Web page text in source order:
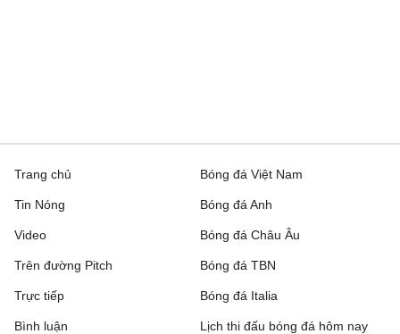
Trang chủ
Tin Nóng
Video
Trên đường Pitch
Trực tiếp
Bóng đá Việt Nam
Bóng đá Anh
Bóng đá Châu Âu
Bóng đá TBN
Bóng đá Italia
Bình luận Lịch thi đấu bóng đá hôm nay